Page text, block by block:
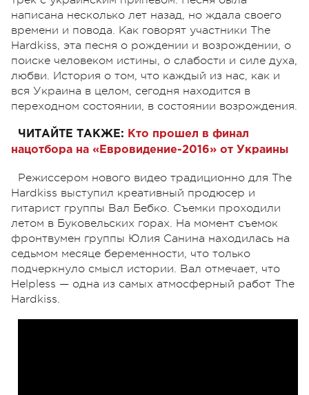
написана несколько лет назад, но ждала своего
времени и повода. Как говорят участники The
Hardkiss, эта песня о рождении и возрождении, о
поиске человеком истины, о слабости и силе духа,
любви. История о том, что каждый из нас, как и
вся Украина в целом, сегодня находится в
переходном состоянии, в состоянии возрождения.
ЧИТАЙТЕ ТАКЖЕ: Кто прошел в финал
нацотбора на «Евровидение-2016» от Украины
Режиссером нового видео традиционно для The
Hardkiss выступил креативный продюсер и
гитарист группы Вал Бебко. Съемки проходили
летом в Буковельских горах. На момент съемок
фронтвумен группы Юлия Санина находилась на
седьмом месяце беременности, что только
подчеркнуло смысл истории. Вал отмечает, что
Helpless — одна из самых атмосферный работ The
Hardkiss.